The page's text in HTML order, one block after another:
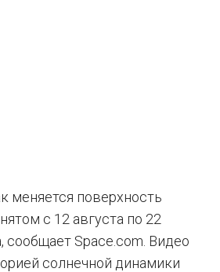
меняется поверхность
с 12 августа по 22
сообщает Space.com. Видео
солнечной динамики